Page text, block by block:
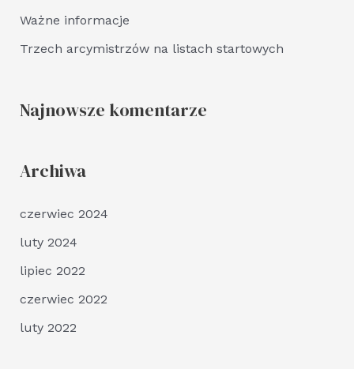
Ważne informacje
Trzech arcymistrzów na listach startowych
Najnowsze komentarze
Archiwa
czerwiec 2024
luty 2024
lipiec 2022
czerwiec 2022
luty 2022